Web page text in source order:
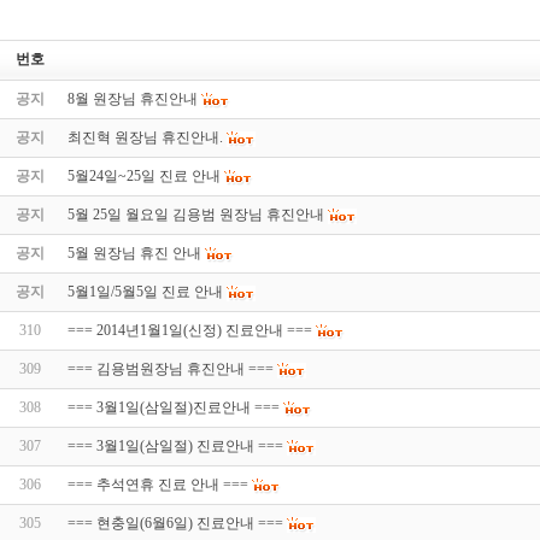
번호
공지 8월 원장님 휴진안내
공지 최진혁 원장님 휴진안내.
공지 5월24일~25일 진료 안내
공지 5월 25일 월요일 김용범 원장님 휴진안내
공지 5월 원장님 휴진 안내
공지 5월1일/5월5일 진료 안내
310 === 2014년1월1일(신정) 진료안내 ===
309 === 김용범원장님 휴진안내 ===
308 === 3월1일(삼일절)진료안내 ===
307 === 3월1일(삼일절) 진료안내 ===
306 === 추석연휴 진료 안내 ===
305 === 현충일(6월6일) 진료안내 ===